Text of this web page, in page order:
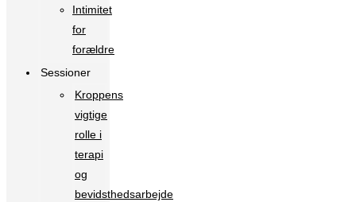
Intimitet
for
forældre
Sessioner
Kroppens
vigtige
rolle i
terapi
og
bevidsthedsarbejde